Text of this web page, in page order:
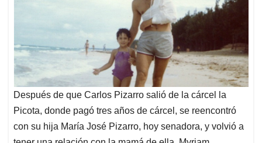
Después de que Carlos Pizarro salió de la cárcel la
Picota, donde pagó tres años de cárcel, se reencontró
con su hija María José Pizarro, hoy senadora, y volvió a